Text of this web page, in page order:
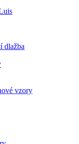
dlažba
vzory